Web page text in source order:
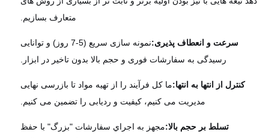
متعارف بسازیم.
سرعت و انعطاف پذیری:
نمونه سازی سریع (5-7 روز) و توانایی
رسیدگی به سفارشات فوری و حجم بالا بدون تاخیر در ابزار.
کنترل از انتها به انتها: ما کل فرآیند را از تهیه مواد تا بازرسی نهایی
مدیریت می کنیم، کیفیت و ردیابی را تضمین می کنیم.
تسلط بر حجم بالا:مجهز به اجراي سفارشات "بزرگ" با حفظ